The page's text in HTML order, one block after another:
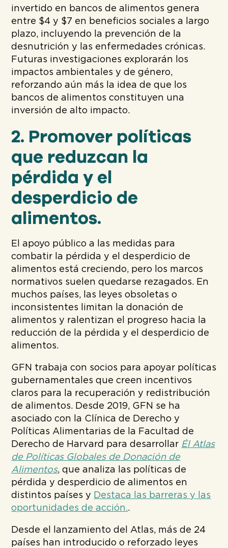
invertido en bancos de alimentos genera
entre $4 y $7 en beneficios sociales a largo
plazo, incluyendo la prevención de la
desnutrición y las enfermedades crónicas.
Futuras investigaciones explorarán los
impactos ambientales y de género,
reforzando aún más la idea de que los
bancos de alimentos constituyen una
inversión de alto impacto.
2. Promover políticas
que reduzcan la
pérdida y el
desperdicio de
alimentos.
El apoyo público a las medidas para
combatir la pérdida y el desperdicio de
alimentos está creciendo, pero los marcos
normativos suelen quedarse rezagados. En
muchos países, las leyes obsoletas o
inconsistentes limitan la donación de
alimentos y ralentizan el progreso hacia la
reducción de la pérdida y el desperdicio de
alimentos.
GFN trabaja con socios para apoyar políticas
gubernamentales que creen incentivos
claros para la recuperación y redistribución
de alimentos. Desde 2019, GFN se ha
asociado con la Clínica de Derecho y
Políticas Alimentarias de la Facultad de
Derecho de Harvard para desarrollar Él Atlas
de Políticas Globales de Donación de
Alimentos, que analiza las políticas de
pérdida y desperdicio de alimentos en
distintos países y Destaca las barreras y las
oportunidades de acción..
Desde el lanzamiento del Atlas, más de 24
países han introducido o reforzado leyes